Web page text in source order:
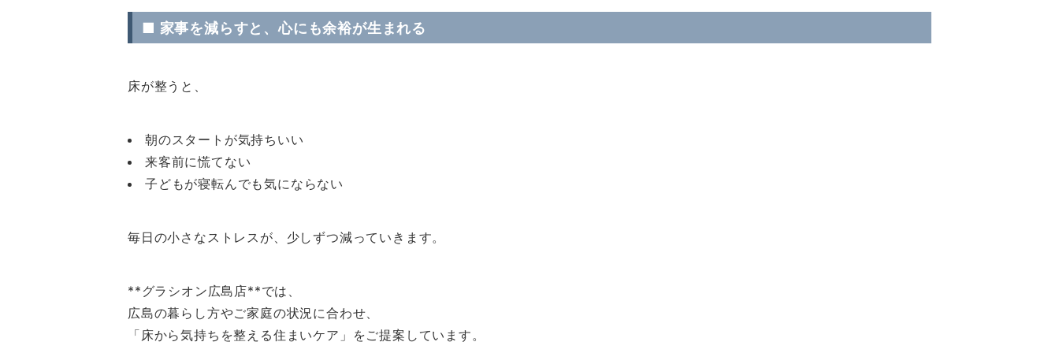
■ 家事を減らすと、心にも余裕が生まれる
床が整うと、
朝のスタートが気持ちいい
来客前に慌てない
子どもが寝転んでも気にならない
毎日の小さなストレスが、少しずつ減っていきます。
**グラシオン広島店**では、
広島の暮らし方やご家庭の状況に合わせ、
「床から気持ちを整える住まいケア」をご提案しています。